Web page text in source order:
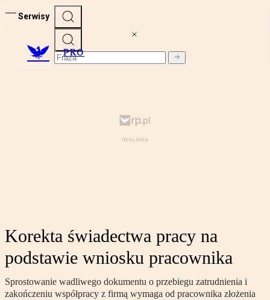
Serwisy
PRO
Korekta świadectwa pracy na
podstawie wniosku pracownika
Sprostowanie wadliwego dokumentu o przebiegu zatrudnienia i
zakończeniu współpracy z firmą wymaga od pracownika złożenia